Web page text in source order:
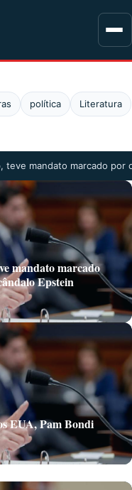
política Literatura
teve mandato marcado
mandato marcado
Epstein
EUA, Pam Bondi